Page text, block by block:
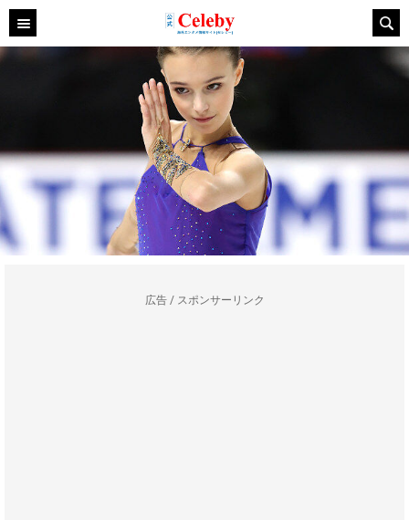
広告 / スポンサーリンク